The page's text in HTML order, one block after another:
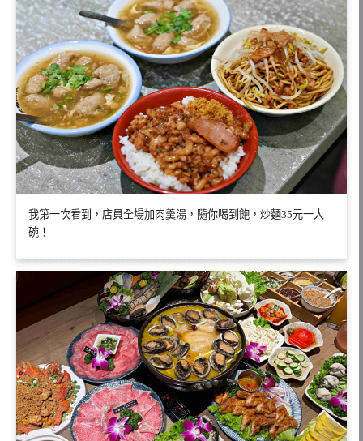
我第一次看到，店員全場加肉羹湯，隨你喝到飽，炒麵35元一大
碗！